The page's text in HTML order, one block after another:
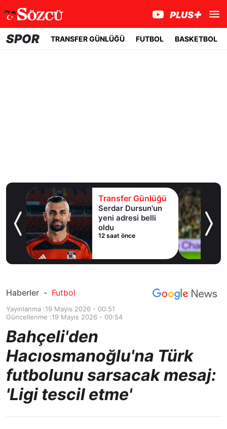
SPOR TRANSFER GÜNLÜĞÜ FUTBOL BASKETBOL
Transfer Günlüğü
Serdar Dursun'un
yeni adresi belli
oldu
12 saat önce
Haberler - Futbol
Yayınlanma :19 Mayıs 2026 - 00:51
Güncellenme :19 Mayıs 2026 - 00:54
Bahçeli'den
Hacıosmanoğlu'na Türk
futbolunu sarsacak mesaj:
'Ligi tescil etme'